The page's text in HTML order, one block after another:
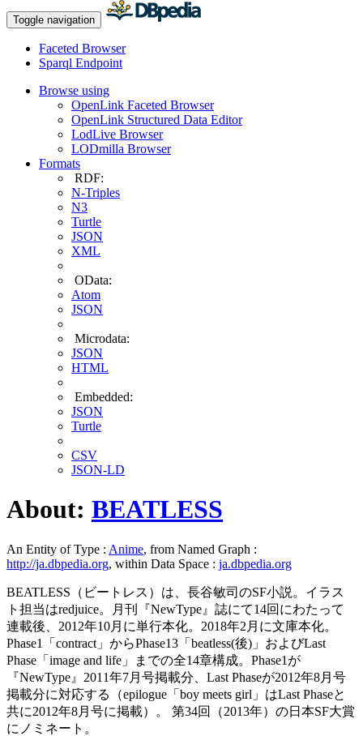
Toggle navigation
Faceted Browser
Sparql Endpoint
Browse using
OpenLink Faceted Browser
OpenLink Structured Data Editor
LodLive Browser
LODmilla Browser
Formats
RDF:
N-Triples
N3
Turtle
JSON
XML
OData:
Atom
JSON
Microdata:
JSON
HTML
Embedded:
JSON
Turtle
CSV
JSON-LD
About: BEATLESS
An Entity of Type : Anime, from Named Graph :
http://ja.dbpedia.org, within Data Space : ja.dbpedia.org
BEATLESS（ビートレス）は、長谷敏司のSF小説。イラス
ト担当はredjuice。月刊『NewType』誌にて14回にわたって
連載後、2012年10月に単行本化。2018年2月に文庫本化。
Phase1「contract」からPhase13「beatless(後)」およびLast
Phase「image and life」までの全14章構成。Phase1が
『NewType』2011年7月号掲載分、Last Phaseが2012年8月号
掲載分に対応する（epilogue「boy meets girl」はLast Phaseと
共に2012年8月号に掲載）。 第34回（2013年）の日本SF大賞
にノミネート。